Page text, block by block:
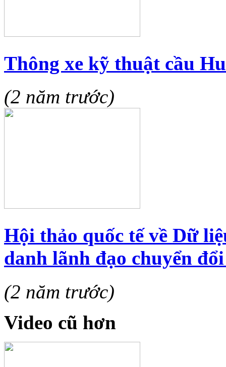
Thông xe kỹ thuật cầu
(2 năm trước)
Hội thảo quốc tế về Dữ
danh lãnh đạo chuyển
(2 năm trước)
Video cũ hơn